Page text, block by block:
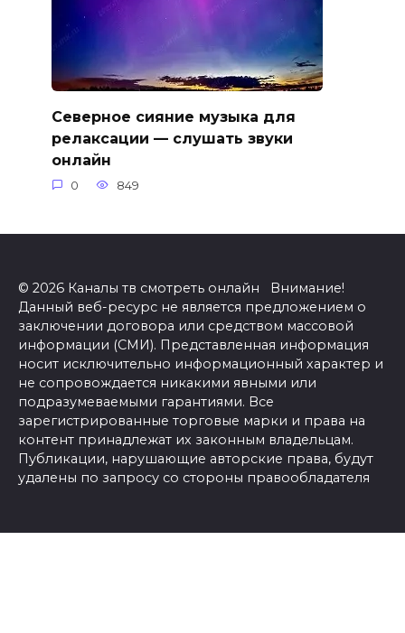
Северное сияние музыка для
релаксации — слушать звуки
онлайн
0 849
© 2026 Каналы тв смотреть онлайн Внимание!
Данный веб-ресурс не является предложением о
заключении договора или средством массовой
информации (СМИ). Представленная информация
носит исключительно информационный характер и
не сопровождается никакими явными или
подразумеваемыми гарантиями. Все
зарегистрированные торговые марки и права на
контент принадлежат их законным владельцам.
Публикации, нарушающие авторские права, будут
удалены по запросу со стороны правообладателя